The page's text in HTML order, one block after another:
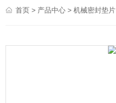
首页 > 产品中心 >机械密封垫片